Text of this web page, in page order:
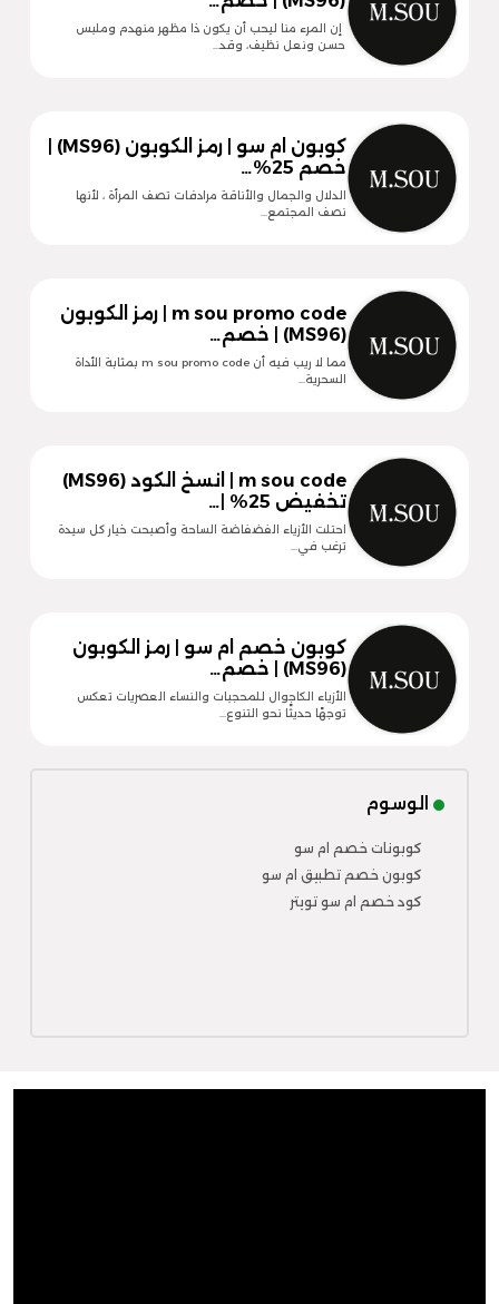
إن المرء منا ليحب أن يكون ذا مظهر منهدم وملبس
حسن ونعل نظيف، وقد…
كوبون ام سو | رمز الكوبون (MS96) |
خصم 25%…
الدلال والجمال والأناقة مرادفات تصف المرأة ، لأنها
نصف المجتمع…
m sou promo code | رمز الكوبون
(MS96) | خصم…
مما لا ريب فيه أن m sou promo code بمثابة الأداة
السحرية…
m sou code | انسخ الكود (MS96)
تخفيض 25% |…
احتلت الأزياء الفضفاضة الساحة وأصبحت خيار كل سيدة
ترغب في…
كوبون خصم ام سو | رمز الكوبون
(MS96) | خصم…
الأزياء الكاجوال للمحجبات والنساء العصريات تعكس
توجهًا حديثًا نحو التنوع…
الوسوم
كوبونات خصم ام سو
كوبون خصم تطبيق ام سو
كود خصم ام سو تويتر